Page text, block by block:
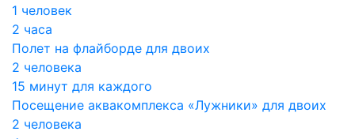
1 человек
2 часа
Полет на флайборде для двоих
2 человека
15 минут для каждого
Посещение аквакомплекса «Лужники» для двоих
2 человека